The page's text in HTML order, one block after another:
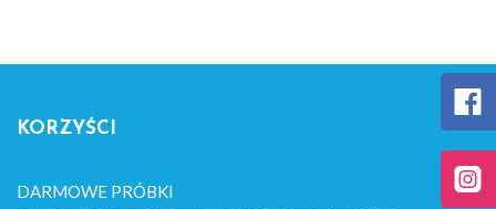
KORZYŚCI
DARMOWE PRÓBKI